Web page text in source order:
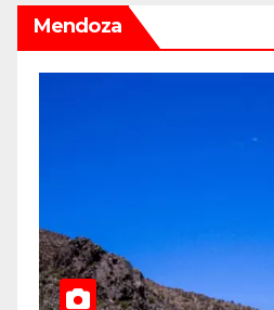
Mendoza